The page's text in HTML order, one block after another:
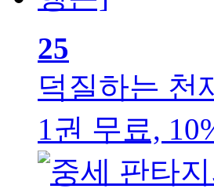
25
덕질하는 천
1권 무료,